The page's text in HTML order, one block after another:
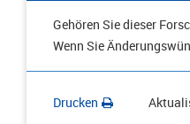
Gehören Sie dieser
Wenn Sie
Drucken